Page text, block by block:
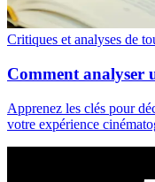
Critiques et analyses de
Comment analyser
Apprenez les clés pour
votre expérience